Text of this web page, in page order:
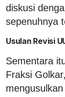
diskusi
sepenuhnya
Usulan Revisi
Sementara
Fraksi